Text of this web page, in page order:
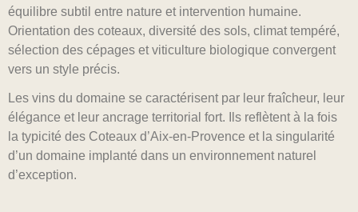
équilibre subtil entre nature et intervention humaine.
Orientation des coteaux, diversité des sols, climat tempéré,
sélection des cépages et viticulture biologique convergent
vers un style précis.
Les vins du domaine se caractérisent par leur fraîcheur, leur
élégance et leur ancrage territorial fort. Ils reflètent à la fois
la typicité des Coteaux d’Aix-en-Provence et la singularité
d’un domaine implanté dans un environnement naturel
d’exception.